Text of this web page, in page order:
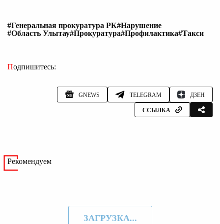
#Генеральная прокуратура РК#Нарушение
#Область Улытау#Прокуратура#Профилактика#Такси
Подпишитесь:
GNEWS TELEGRAM ДЗЕН
ССЫЛКА
Рекомендуем
ЗАГРУЗКА...